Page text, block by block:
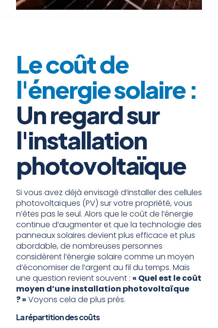
Le coût de
l'énergie solaire :
Un regard sur
l'installation
photovoltaïque
Si vous avez déjà envisagé d’installer des cellules
photovoltaïques (PV) sur votre propriété, vous
n’êtes pas le seul. Alors que le coût de l’énergie
continue d’augmenter et que la technologie des
panneaux solaires devient plus efficace et plus
abordable, de nombreuses personnes
considèrent l’énergie solaire comme un moyen
d’économiser de l’argent au fil du temps. Mais
une question revient souvent : « Quel est le coût
moyen d’une installation photovoltaïque
? » Voyons cela de plus près.
La répartition des coûts